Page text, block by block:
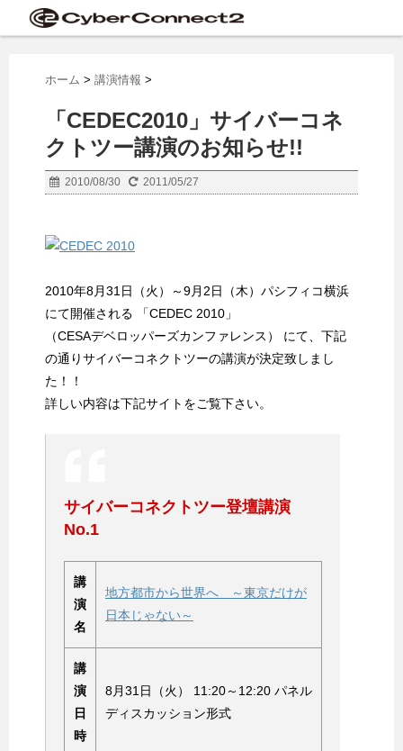
ホーム > 講演情報 >
「CEDEC2010」サイバーコネ
クトツー講演のお知らせ!!
2010/08/30 2011/05/27
2010年8月31日（火）～9月2日（木）パシフィコ横浜
にて開催される 「CEDEC 2010」
（CESAデベロッパーズカンファレンス） にて、下記
の通りサイバーコネクトツーの講演が決定致しまし
た！！
詳しい内容は下記サイトをご覧下さい。
サイバーコネクトツー登壇講演
No.1
講
演
名
地方都市から世界へ ～東京だけが
日本じゃない～
講
演
日
時
8月31日（火） 11:20～12:20 パネル
ディスカッション形式